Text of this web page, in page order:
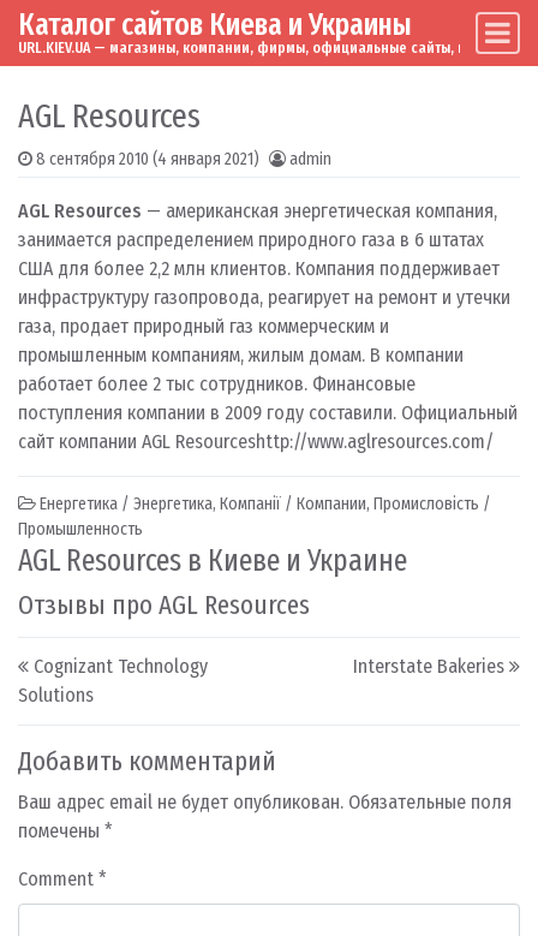
Skip to content
Main Navigation
Каталог сайтов Киева и Украины
URL.KIEV.UA — магазины, компании, фирмы, официальные сайты, мировые
AGL Resources
8 сентября 2010 (4 января 2021) admin
AGL Resources — американская энергетическая компания,
занимается распределением природного газа в 6 штатах
США для более 2,2 млн клиентов. Компания поддерживает
инфраструктуру газопровода, реагирует на ремонт и утечки
газа, продает природный газ коммерческим и
промышленным компаниям, жилым домам. В компании
работает более 2 тыс сотрудников. Финансовые
поступления компании в 2009 году составили. Официальный
сайт компании AGL Resourceshttp://www.aglresources.com/
Енергетика / Энергетика, Компанії / Компании, Промисловість /
Промышленность
AGL Resources в Киеве и Украине
Отзывы про AGL Resources
Post navigation
Cognizant Technology
Solutions
Interstate Bakeries
Добавить комментарий
Ваш адрес email не будет опубликован. Обязательные поля
помечены *
Comment *